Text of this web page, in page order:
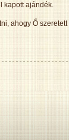
kapott ajándék.
ahogy Ő szeretett